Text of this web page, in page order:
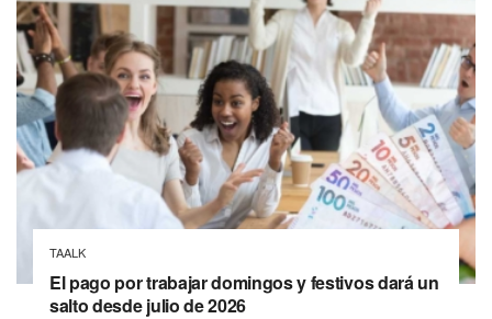
TAALK
El pago por trabajar domingos y festivos dará un
salto desde julio de 2026